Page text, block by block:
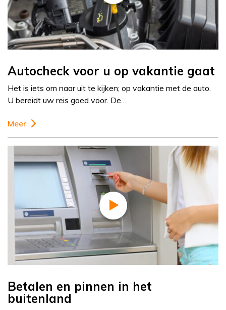
Autocheck voor u op vakantie gaat
Het is iets om naar uit te kijken; op vakantie met de auto.
U bereidt uw reis goed voor. De…
Meer
Betalen en pinnen in het
buitenland